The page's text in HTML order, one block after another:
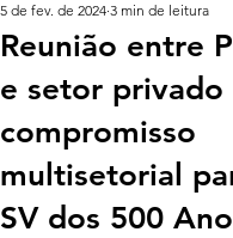
Reunião entre
e setor privado
compromisso
multisetorial
SV dos 500
5 de fev. de 2024 3 min de leitura